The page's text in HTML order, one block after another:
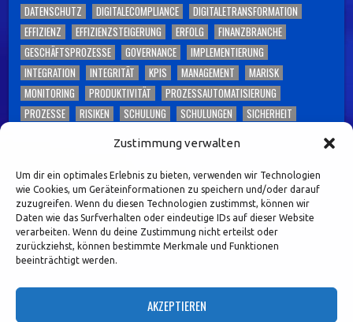
Zustimmung verwalten
Um dir ein optimales Erlebnis zu bieten, verwenden wir Technologien
wie Cookies, um Geräteinformationen zu speichern und/oder darauf
zuzugreifen. Wenn du diesen Technologien zustimmst, können wir
Daten wie das Surfverhalten oder eindeutige IDs auf dieser Website
verarbeiten. Wenn du deine Zustimmung nicht erteilst oder
zurückziehst, können bestimmte Merkmale und Funktionen
beeinträchtigt werden.
AKZEPTIEREN
DATENSCHUTZ
DIGITALECOMPLIANCE
DIGITALETRANSFORMATION
EFFIZIENZ
EFFIZIENZSTEIGERUNG ERFOLG
FINANZBRANCHE
GESCHÄFTSPROZESSE
GOVERNANCE
IMPLEMENTIERUNG
INTEGRATION
INTEGRITÄT KPIS MANAGEMENT
MARISK
MONITORING
PRODUKTIVITÄT
PROZESSAUTOMATISIERUNG
PROZESSE
RISIKEN SCHULUNG SCHULUNGEN
SICHERHEIT
UNTERNEHMENSKULTUR
VERTRAUEN
WETTBEWERBSFÄHIGKEIT
WORKSHOPS
ZUKUNFTDERCOMPLIANCE
Diese Webseite enthält Inhalte und Medien, die ganz
oder teilweise KI-unterstützt (KI-Design) erstellt
oder bearbeitet wurden. Namen,
Personenabbildungen und Beispiele dienen – sofern
nicht ausdrücklich anders gekennzeichnet –